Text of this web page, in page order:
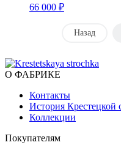
66 000 ₽
Назад
О ФАБРИКЕ
Контакты
История Крестецкой
Коллекции
Покупателям